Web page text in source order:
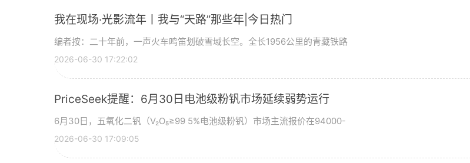
我在现场·光影流年丨我与“天路”那些年|今日热门
编者按：二十年前，一声火车鸣笛划破雪域长空。全长1956公里的青藏铁路
2026-06-30 17:22:02
PriceSeek提醒：6月30日电池级粉钒市场延续弱势运行
6月30日，五氧化二钒（V₂O₅≥99 5%电池级粉钒）市场主流报价在94000-
2026-06-30 17:09:05